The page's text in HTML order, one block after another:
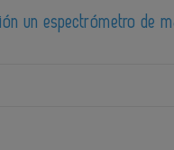
un espectrómetro de